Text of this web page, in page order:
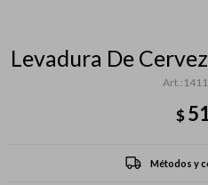
Levadura De
$
Métodos y